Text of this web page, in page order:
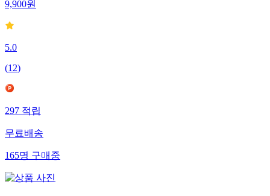
9,900원
5.0
(12)
297적립
무료배송
165명구매중